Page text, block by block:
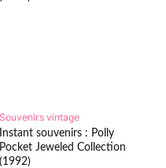
Souvenirs vintage
Instant souvenirs : Polly
Pocket Jeweled Collection
(1992)